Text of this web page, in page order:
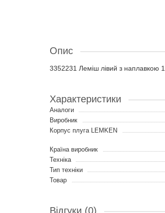
Опис
3352231 Леміш лівий з наплавкою
Характеристики
Аналоги
Виробник
Корпус плуга LEMKEN
Країна виробник
Техніка
Тип техніки
Товар
Відгуки (0)